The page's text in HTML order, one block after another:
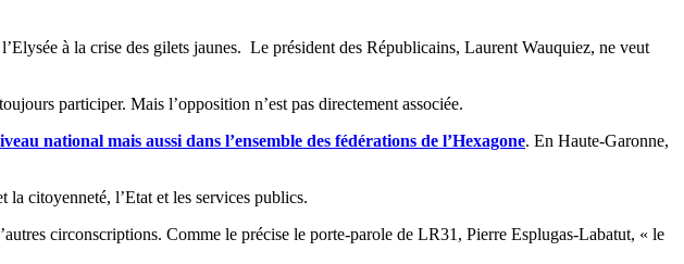
à la crise des gilets jaunes. Le président des Républicains, Laurent Wauquiez, ne veut
participer. Mais l’opposition n’est pas directement associée.
national mais aussi dans l’ensemble des fédérations de l’Hexagone. En Haute-Garonne,
citoyenneté, l’Etat et les services publics.
circonscriptions. Comme le précise le porte-parole de LR31, Pierre Esplugas-Labatut, « le